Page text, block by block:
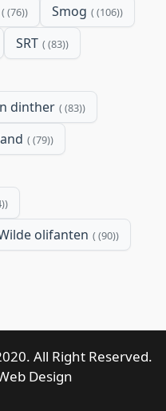
(76) Smog (106)
SRT (83)
dinther (83)
(79)
olifanten (90)
All Right Reserved.
Design